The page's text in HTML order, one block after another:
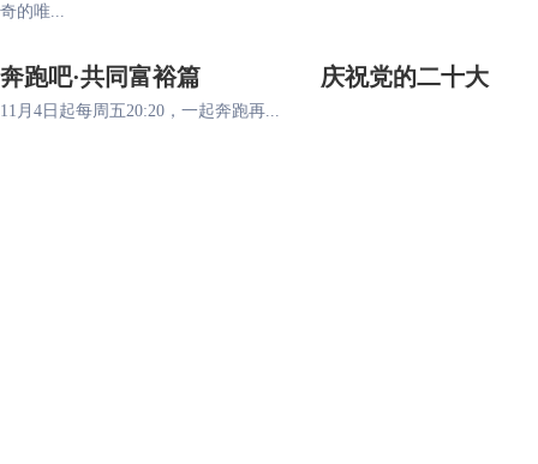
奇的唯...
奔跑吧·共同富裕篇
11月4日起每周五20:20，一起奔跑再...
庆祝党的二十大